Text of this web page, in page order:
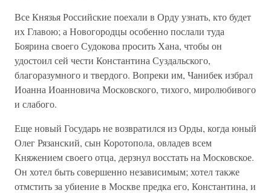
Все Князья Российские поехали в Орду узнать, кто будет
их Главою; а Новогородцы особенно послали туда
Боярина своего Судокова просить Хана, чтобы он
удостоил сей чести Константина Суздальского,
благоразумного и твердого. Вопреки им, Чанибек избрал
Иоанна Иоанновича Московского, тихого, миролюбивого
и слабого.
Еще новый Государь не возвратился из Орды, когда юный
Олег Рязанский, сын Коротопола, овладев всем
Княжением своего отца, дерзнул восстать на Московское.
Он хотел быть совершенно независимым; хотел также
отмстить за убиение в Москве предка его, Константина, и